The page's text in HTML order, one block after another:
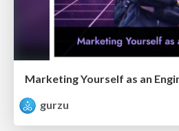
Marketing Yourself as an
gurzu